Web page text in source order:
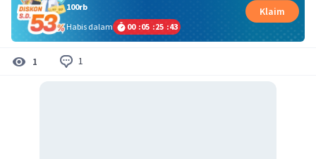
100rb
Habis dalam
00 :05 :25 :42
Klaim
1 1